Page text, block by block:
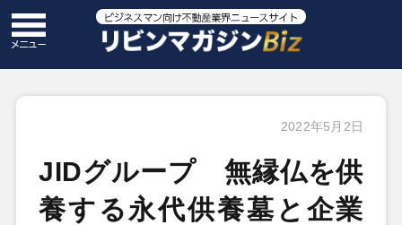
2022年5月2日
JIDグループ 無縁仏を供
養する永代供養墓と企業